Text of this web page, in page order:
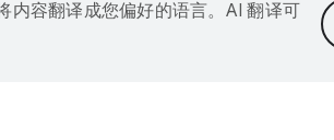
内容翻译成您偏好的语言。AI 翻译可